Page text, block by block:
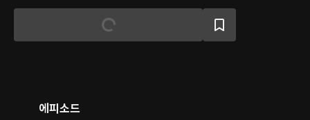
돌아가고, 우연히 다시 만난 천명 공주는 덕만을 남자로 믿고 화랑의 일
원이 되게 한다. 이곳에서 덕만은 훗날 삼국통일의 영웅 김유신을 만나
고, 그와 힘을 합쳐 미실에 대항한다. 그 과정에서 덕만은 영리한 지도자
에피소드